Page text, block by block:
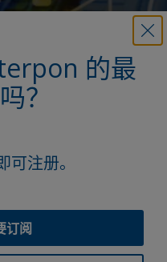
确保您始终可以获得高
多名服务专家与 450 名
到改善的生产线，我们
实施可持续发展计划。
的最
？
可注册。
订阅